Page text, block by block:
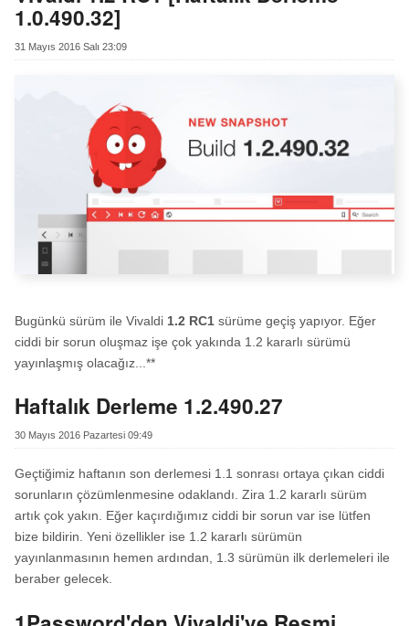
1.0.490.32]
31 Mayıs 2016 Salı 23:09
Bugünkü sürüm ile Vivaldi 1.2 RC1 sürüme geçiş yapıyor. Eğer
ciddi bir sorun oluşmaz işe çok yakında 1.2 kararlı sürümü
yayınlaşmış olacağız...**
Haftalık Derleme 1.2.490.27
30 Mayıs 2016 Pazartesi 09:49
Geçtiğimiz haftanın son derlemesi 1.1 sonrası ortaya çıkan ciddi
sorunların çözümlenmesine odaklandı. Zira 1.2 kararlı sürüm
artık çok yakın. Eğer kaçırdığımız ciddi bir sorun var ise lütfen
bize bildirin. Yeni özellikler ise 1.2 kararlı sürümün
yayınlanmasının hemen ardından, 1.3 sürümün ilk derlemeleri ile
beraber gelecek.